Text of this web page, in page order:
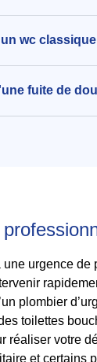
wc classique
fuite de
une urgence
plombier
toilettes
réaliser votre
et certains